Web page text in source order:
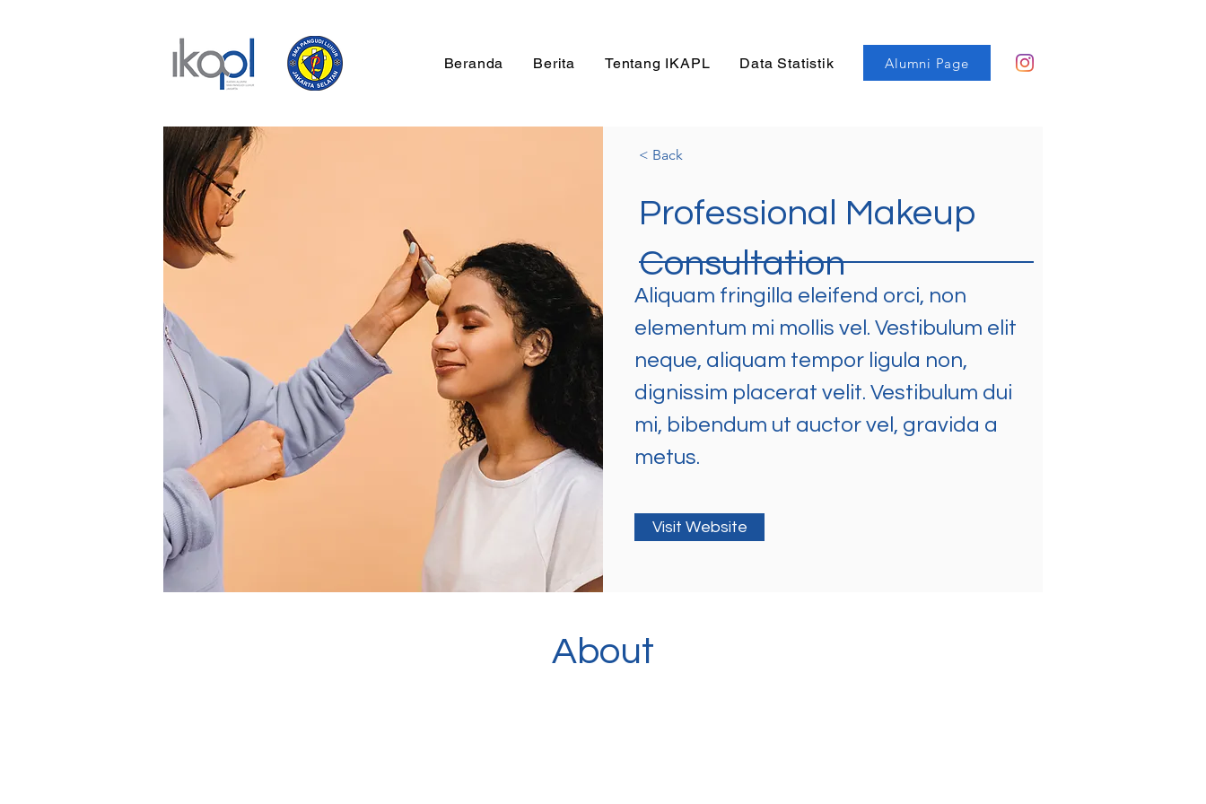
Beranda Berita Tentang IKAPL Data Statistik Alumni Page
< Back
Professional Makeup
Consultation
Aliquam fringilla eleifend orci, non
elementum mi mollis vel. Vestibulum elit
neque, aliquam tempor ligula non,
dignissim placerat velit. Vestibulum dui
mi, bibendum ut auctor vel, gravida a
metus.
Visit Website
About